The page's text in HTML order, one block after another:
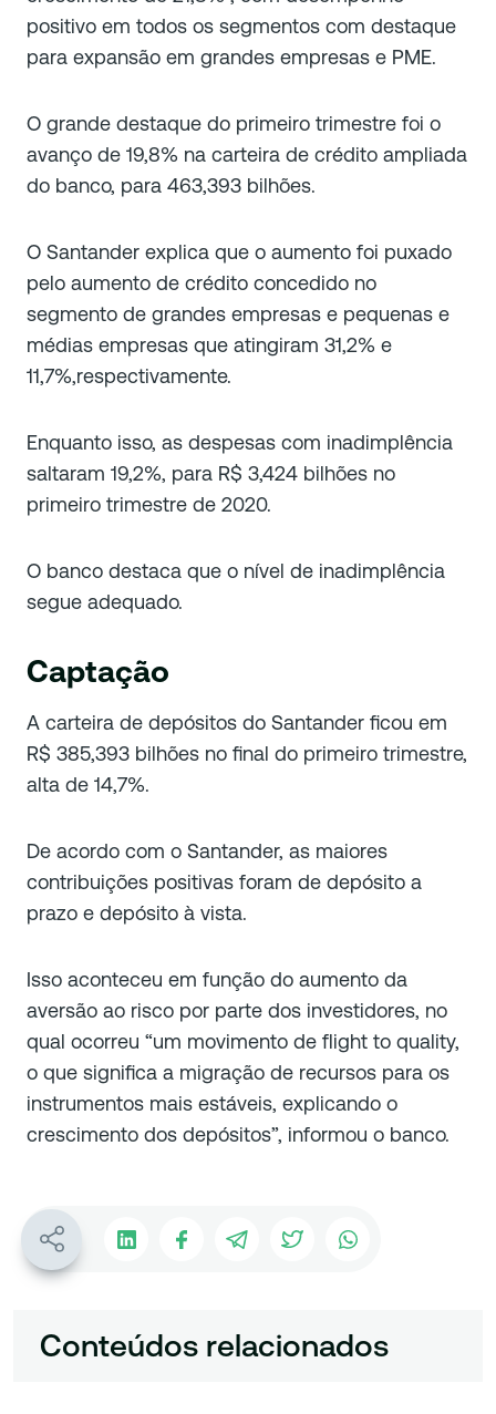
positivo em todos os segmentos com destaque
para expansão em grandes empresas e PME.
O grande destaque do primeiro trimestre foi o
avanço de 19,8% na carteira de crédito ampliada
do banco, para 463,393 bilhões.
O Santander explica que o aumento foi puxado
pelo aumento de crédito concedido no
segmento de grandes empresas e pequenas e
médias empresas que atingiram 31,2% e
11,7%,respectivamente.
Enquanto isso, as despesas com inadimplência
saltaram 19,2%, para R$ 3,424 bilhões no
primeiro trimestre de 2020.
O banco destaca que o nível de inadimplência
segue adequado.
Captação
A carteira de depósitos do Santander ficou em
R$ 385,393 bilhões no final do primeiro trimestre,
alta de 14,7%.
De acordo com o Santander, as maiores
contribuições positivas foram de depósito a
prazo e depósito à vista.
Isso aconteceu em função do aumento da
aversão ao risco por parte dos investidores, no
qual ocorreu “um movimento de flight to quality,
o que significa a migração de recursos para os
instrumentos mais estáveis, explicando o
crescimento dos depósitos”, informou o banco.
Conteúdos relacionados